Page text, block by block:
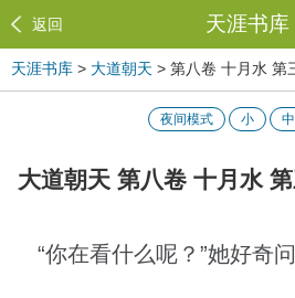
返回 天涯书库
天涯书库 > 大道朝天 > 第八卷 十月水 第
夜间模式 小 中
大道朝天 第八卷 十月水
“你在看什么呢？”她好奇问